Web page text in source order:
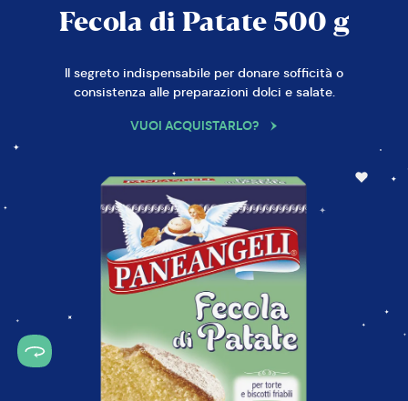
Fecola di Patate 500 g
Il segreto indispensabile per donare sofficità o
consistenza alle preparazioni dolci e salate.
VUOI ACQUISTARLO?